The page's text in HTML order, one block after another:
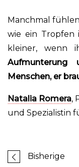
Manchmal
wie ein Tropfen
kleiner, wenn
Menschen, er
Natalia Romera,
und Spezialistin
Bisherige